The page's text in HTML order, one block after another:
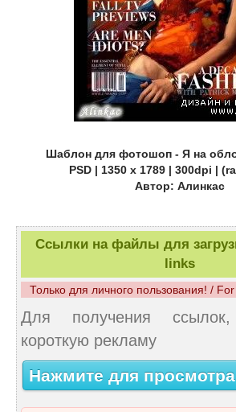
Шаблон для фотошоп - Я на
PSD | 1350 x 1789 | 300dpi |
Автор: Алинкас
Ссылки на файлы для
links
Только для личного пользования! /
Для получения ссылок,
короткую рекламу
Нажмите для просмотра